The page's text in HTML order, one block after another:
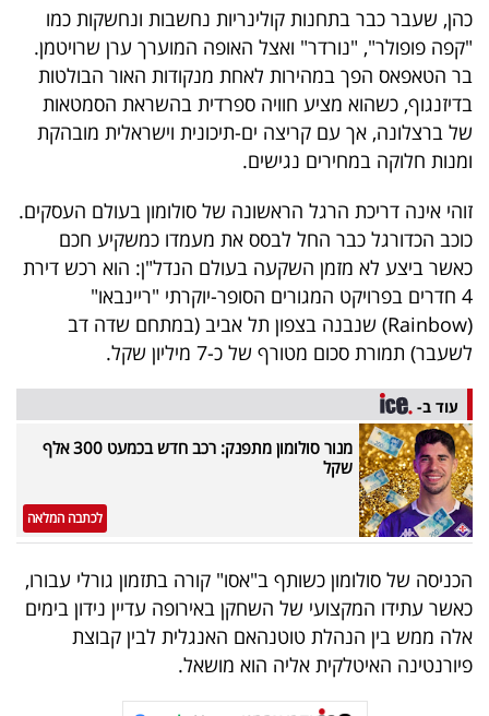
ניוזלטרים
מייל
אדום
פרסמו
באייס
עקבו
אחרינו:
כהן, שעבר כבר בתחנות קולינריות נחשבות ונחשקות כמו
"קפה פופולר", "נורדר" ואצל האופה המוערך ערן שרויטמן.
בר הטאפאס הפך במהירות לאחת מנקודות האור הבולטות
בדיזנגוף, כשהוא מציע חוויה ספרדית בהשראת הסמטאות
של ברצלונה, אך עם קריצה ים-תיכונית וישראלית מובהקת
ומנות חלוקה במחירים נגישים.
זוהי אינה דריכת הרגל הראשונה של סולומון בעולם העסקים.
כוכב הכדורגל כבר החל לבסס את מעמדו כמשקיע חכם
כאשר ביצע לא מזמן השקעה בעולם הנדל"ן: הוא רכש דירת
4 חדרים בפרויקט המגורים הסופר-יוקרתי "ריינבאו"
(Rainbow) שנבנה בצפון תל אביב (במתחם שדה דב
לשעבר) תמורת סכום מטורף של כ-7 מיליון שקל.
עוד ב-
מנור סולומון מתפנק: רכב חדש בכמעט 300 אלף
שקל
לכתבה המלאה
הכניסה של סולומון כשותף ב"אסו" קורה בתזמון גורלי עבורו,
כאשר עתידו המקצועי של השחקן באירופה עדיין נידון בימים
אלה ממש בין הנהלת טוטנהאם האנגלית לבין קבוצת
פיורנטינה האיטלקית אליה הוא מושאל.